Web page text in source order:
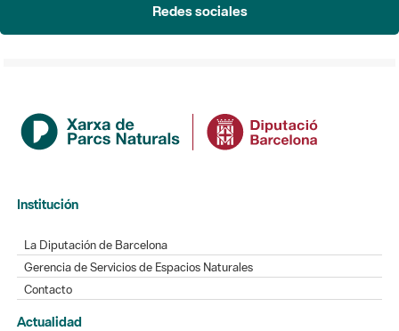
Redes sociales
Institución
La Diputación de Barcelona
Gerencia de Servicios de Espacios Naturales
Contacto
Actualidad